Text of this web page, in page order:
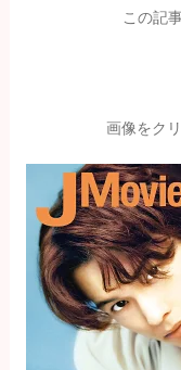
この記
画像をク